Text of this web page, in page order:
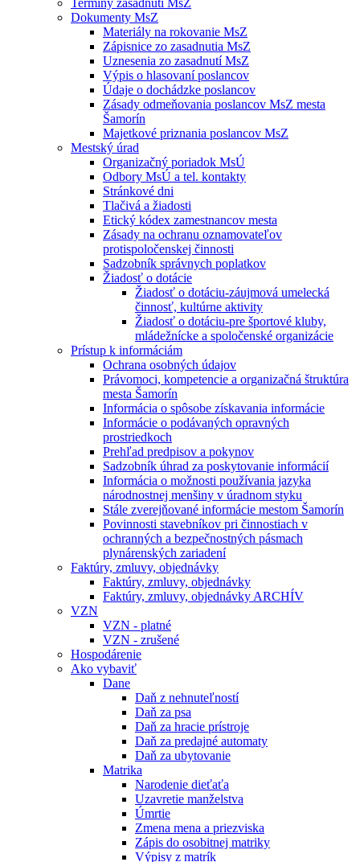
Termíny zasadnutí MsZ
Dokumenty MsZ
Materiály na rokovanie MsZ
Zápisnice zo zasadnutia MsZ
Uznesenia zo zasadnutí MsZ
Výpis o hlasovaní poslancov
Údaje o dochádzke poslancov
Zásady odmeňovania poslancov MsZ mesta
Šamorín
Majetkové priznania poslancov MsZ
Mestský úrad
Organizačný poriadok MsÚ
Odbory MsÚ a tel. kontakty
Stránkové dni
Tlačivá a žiadosti
Etický kódex zamestnancov mesta
Zásady na ochranu oznamovateľov
protispoločenskej činnosti
Sadzobník správnych poplatkov
Žiadosť o dotácie
Žiadosť o dotáciu-záujmová umelecká
činnosť, kultúrne aktivity
Žiadosť o dotáciu-pre športové kluby,
mládežnícke a spoločenské organizácie
Prístup k informáciám
Ochrana osobných údajov
Právomoci, kompetencie a organizačná štruktúra
mesta Šamorín
Informácia o spôsobe získavania informácie
Informácie o podávaných opravných
prostriedkoch
Prehľad predpisov a pokynov
Sadzobník úhrad za poskytovanie informácií
Informácia o možnosti používania jazyka
národnostnej menšiny v úradnom styku
Stále zverejňované informácie mestom Šamorín
Povinnosti stavebníkov pri činnostiach v
ochranných a bezpečnostných pásmach
plynárenských zariadení
Faktúry, zmluvy, objednávky
Faktúry, zmluvy, objednávky
Faktúry, zmluvy, objednávky ARCHÍV
VZN
VZN - platné
VZN - zrušené
Hospodárenie
Ako vybaviť
Dane
Daň z nehnuteľností
Daň za psa
Daň za hracie prístroje
Daň za predajné automaty
Daň za ubytovanie
Matrika
Narodenie dieťaťa
Uzavretie manželstva
Úmrtie
Zmena mena a priezviska
Zápis do osobitnej matriky
Výpisy z matrík